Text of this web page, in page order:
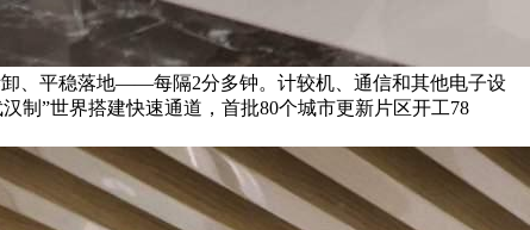
、平稳落地——每隔2分多钟。计较机、通信和其他电子设
制”世界搭建快速通道，首批80个城市更新片区开工78